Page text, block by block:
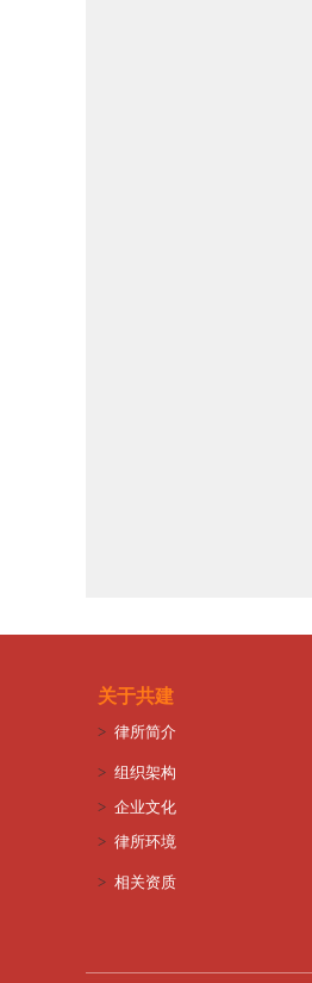
关于共建
> 律所简介
> 组织架构
> 企业文化
> 律所环境
> 相关资质